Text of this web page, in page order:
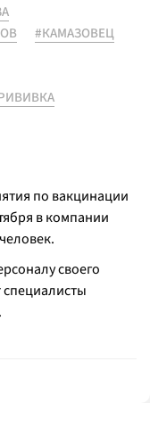
#КАМАЗОВЕЦ
по вакцинации
в компании
своего